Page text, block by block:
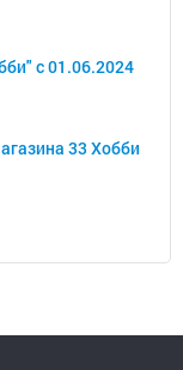
с 01.06.2024
33 Хобби